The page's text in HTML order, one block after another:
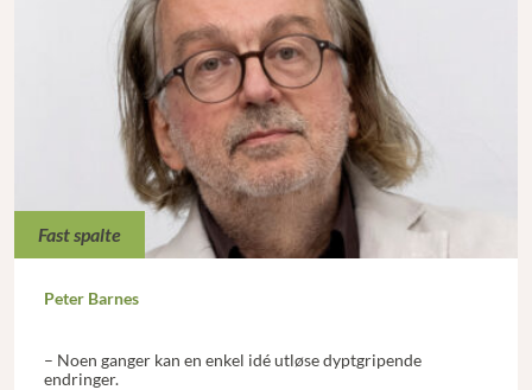
Fast spalte
Peter Barnes
– Noen ganger kan en enkel idé utløse dyptgripende
endringer.